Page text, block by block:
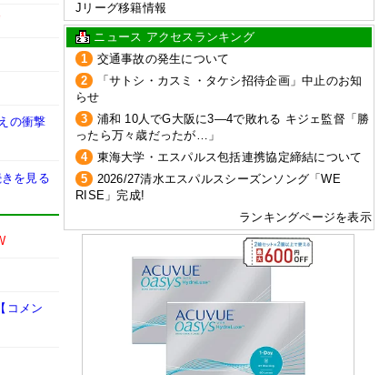
の衝撃
を見る
コメン
Jリーグ移籍情報
ニュース アクセスランキング
1
交通事故の発生について
2
「サトシ・カスミ・タケシ招待企画」中止のお知
らせ
3
浦和 10人でG大阪に3―4で敗れる キジェ監督「勝
ったら万々歳だったが…」
4
東海大学・エスパルス包括連携協定締結について
5
2026/27清水エスパルスシーズンソング「WE
RISE」完成!
ランキングページを表示